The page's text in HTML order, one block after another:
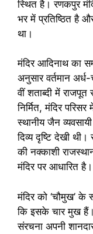
स्थित है। रणकपुर
भर में प्रतिष्ठित है
था।
मंदिर आदिनाथ का
अनुसार वर्तमान
वीं शताब्दी में
निर्मित, मंदिर
स्थानीय जैन व्यवसायी
दिव्य दृष्टि देखी
की नक्काशी
मंदिर पर आधारित है।
मंदिर को ‘चौमुख’ के
कि इसके चार मुख
संरचना अपनी